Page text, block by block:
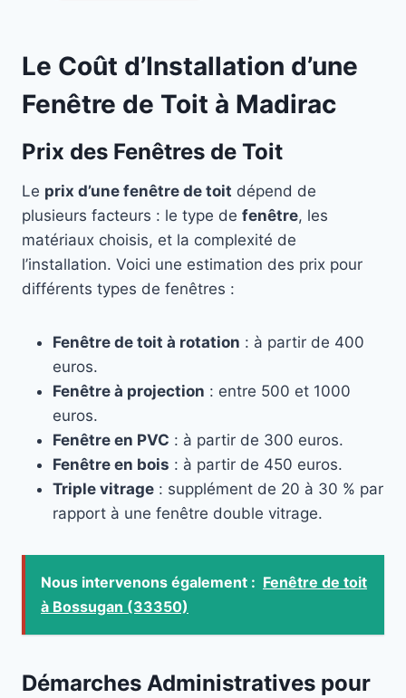
Le Coût d’Installation d’une
Fenêtre de Toit à Madirac
Prix des Fenêtres de Toit
Le prix d’une fenêtre de toit dépend de
plusieurs facteurs : le type de fenêtre, les
matériaux choisis, et la complexité de
l’installation. Voici une estimation des prix pour
différents types de fenêtres :
Fenêtre de toit à rotation : à partir de 400
euros.
Fenêtre à projection : entre 500 et 1000
euros.
Fenêtre en PVC : à partir de 300 euros.
Fenêtre en bois : à partir de 450 euros.
Triple vitrage : supplément de 20 à 30 % par
rapport à une fenêtre double vitrage.
Nous intervenons également : Fenêtre de toit
à Bossugan (33350)
Démarches Administratives pour